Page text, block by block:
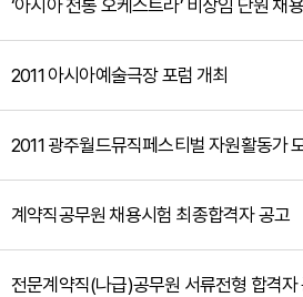
‘아시아 전통 오케스트라’ 비상임 단원 채
2011 아시아예술극장 포럼 개최
2011 광주월드뮤직페스티벌 자원활동가
계약직공무원 채용시험 최종합격자 공고
전문계약직(나급)공무원 서류전형 합격자